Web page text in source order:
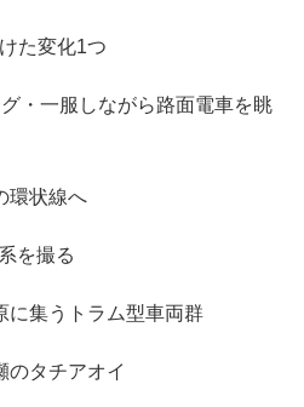
た変化1つ
・一服しながら路面電車を眺
環状線へ
を撮る
に集うトラム型車両群
のタチアオイ